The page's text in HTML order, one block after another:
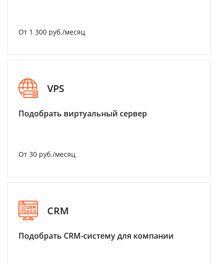
От 1 300 руб./месяц
VPS
Подобрать виртуальный сервер
От 30 руб./месяц
CRM
Подобрать CRM-систему для компании